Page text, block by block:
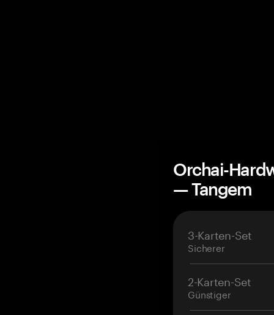
Orchai-
— Tangem
3-Karten-Set
Sicherer
2-Karten-Set
Günstiger